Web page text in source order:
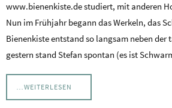
www.bienenkiste.de studiert, mit anderen
Nun im Frühjahr begann das Werkeln, das
Bienenkiste entstand so langsam neben
gestern stand Stefan spontan (es ist
…WEITERLESEN